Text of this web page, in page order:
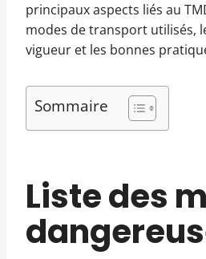
principaux aspects liés au
modes de transport utilisés,
vigueur et les bonnes
Sommaire
Liste des